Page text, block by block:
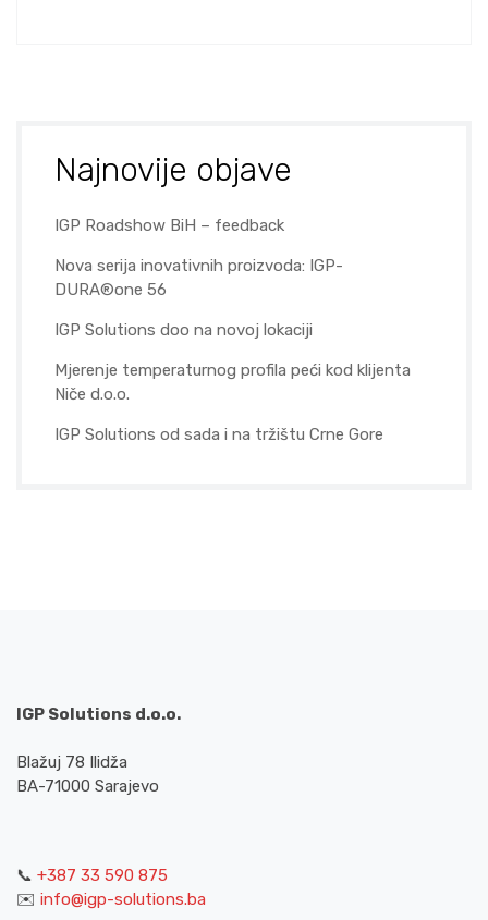
Najnovije objave
IGP Roadshow BiH – feedback
Nova serija inovativnih proizvoda: IGP-
DURA®one 56
IGP Solutions doo na novoj lokaciji
Mjerenje temperaturnog profila peći kod klijenta
Niče d.o.o.
IGP Solutions od sada i na tržištu Crne Gore
IGP Solutions d.o.o.
Blažuj 78 Ilidža
BA-71000 Sarajevo
📞 +387 33 590 875
✉️ info@igp-solutions.ba